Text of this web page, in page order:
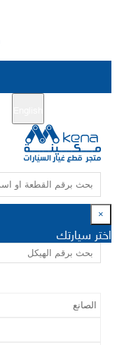
×
اختر سيارتك